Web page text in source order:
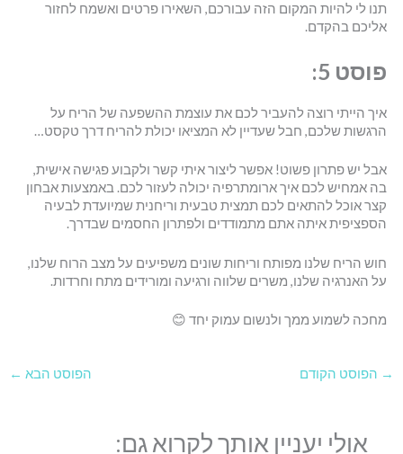
תנו לי להיות המקום הזה עבורכם, השאירו פרטים ואשמח לחזור
אליכם בהקדם.
פוסט 5:
איך הייתי רוצה להעביר לכם את עוצמת ההשפעה של הריח על
הרגשות שלכם, חבל שעדיין לא המציאו יכולת להריח דרך טקסט…
אבל יש פתרון פשוט! אפשר ליצור איתי קשר ולקבוע פגישה אישית,
בה אמחיש לכם איך ארומתרפיה יכולה לעזור לכם. באמצעות אבחון
קצר אוכל להתאים לכם תמצית טבעית וריחנית שמיועדת לבעיה
הספציפית איתה אתם מתמודדים ולפתרון החסמים שבדרך.
חוש הריח שלנו מפותח וריחות שונים משפיעים על מצב הרוח שלנו,
על האנרגיה שלנו, משרים שלווה ורגיעה ומורידים מתח וחרדות.
מחכה לשמוע ממך ולנשום עמוק יחד 😊
→ הפוסט הקודם הפוסט הבא ←
אולי יעניין אותך לקרוא גם: